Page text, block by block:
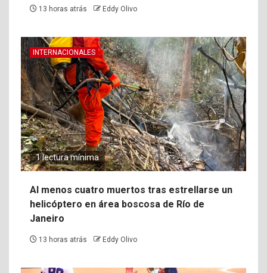
13 horas atrás Eddy Olivo
INTERNACIONALES
1 lectura mínima
Al menos cuatro muertos tras estrellarse un
helicóptero en área boscosa de Río de
Janeiro
13 horas atrás Eddy Olivo